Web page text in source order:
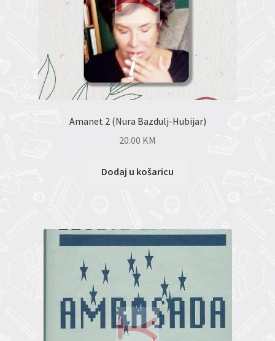
Amanet 2 (Nura Bazdulj-Hubijar)
20.00 KM
Dodaj u košaricu